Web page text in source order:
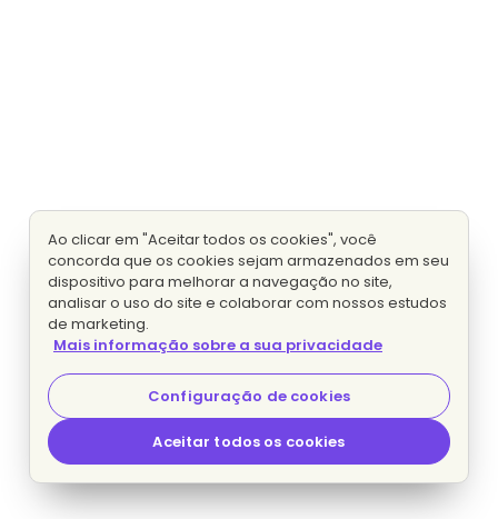
Ao clicar em "Aceitar todos os cookies", você
concorda que os cookies sejam armazenados em seu
dispositivo para melhorar a navegação no site,
analisar o uso do site e colaborar com nossos estudos
de marketing.
Mais informação sobre a sua privacidade
Configuração de cookies
Aceitar todos os cookies